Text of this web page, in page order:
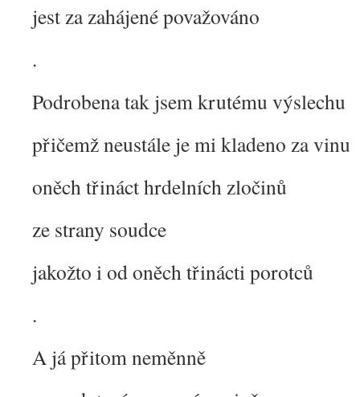
jest za zahájené považováno
.
Podrobena tak jsem krutému výslechu
přičemž neustále je mi kladeno za vinu
oněch třináct hrdelních zločinů
ze strany soudce
jakožto i od oněch třinácti porotců
.
A já přitom neměnně